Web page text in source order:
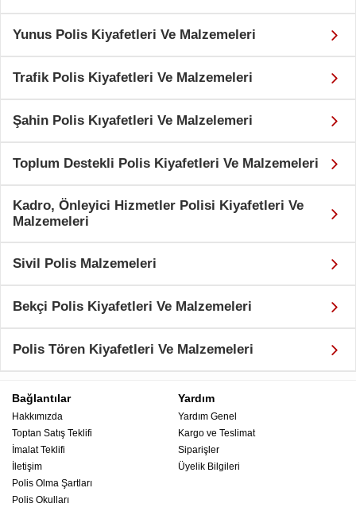
Yunus Polis Kiyafetleri Ve Malzemeleri
Trafik Polis Kiyafetleri Ve Malzemeleri
Şahin Polis Kıyafetleri Ve Malzelemeri
Toplum Destekli Polis Kiyafetleri Ve Malzemeleri
Kadro, Önleyici Hizmetler Polisi Kiyafetleri Ve
Malzemeleri
Sivil Polis Malzemeleri
Bekçi Polis Kiyafetleri Ve Malzemeleri
Polis Tören Kiyafetleri Ve Malzemeleri
Bağlantılar
Hakkımızda
Toptan Satış Teklifi
İmalat Teklifi
İletişim
Polis Olma Şartları
Polis Okulları
Yardım
Yardım Genel
Kargo ve Teslimat
Siparişler
Üyelik Bilgileri